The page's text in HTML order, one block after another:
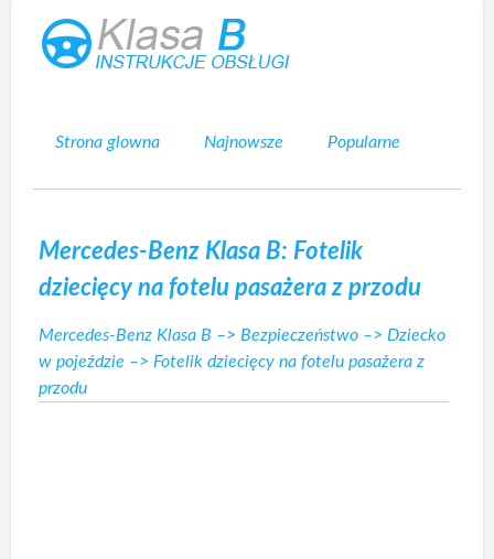
Strona glowna Najnowsze Popularne
Mercedes-Benz Klasa B: Fotelik
dziecięcy na fotelu pasażera z przodu
Mercedes-Benz Klasa B –> Bezpieczeństwo –> Dziecko
w pojeździe –> Fotelik dziecięcy na fotelu pasażera z
przodu